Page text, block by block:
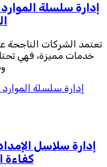
إدارة سلسلة
تعتمد الشركات الناجحة
خدمات مميزة، فهي
إدارة سلسلة
إدارة سلاسل
كفاءة